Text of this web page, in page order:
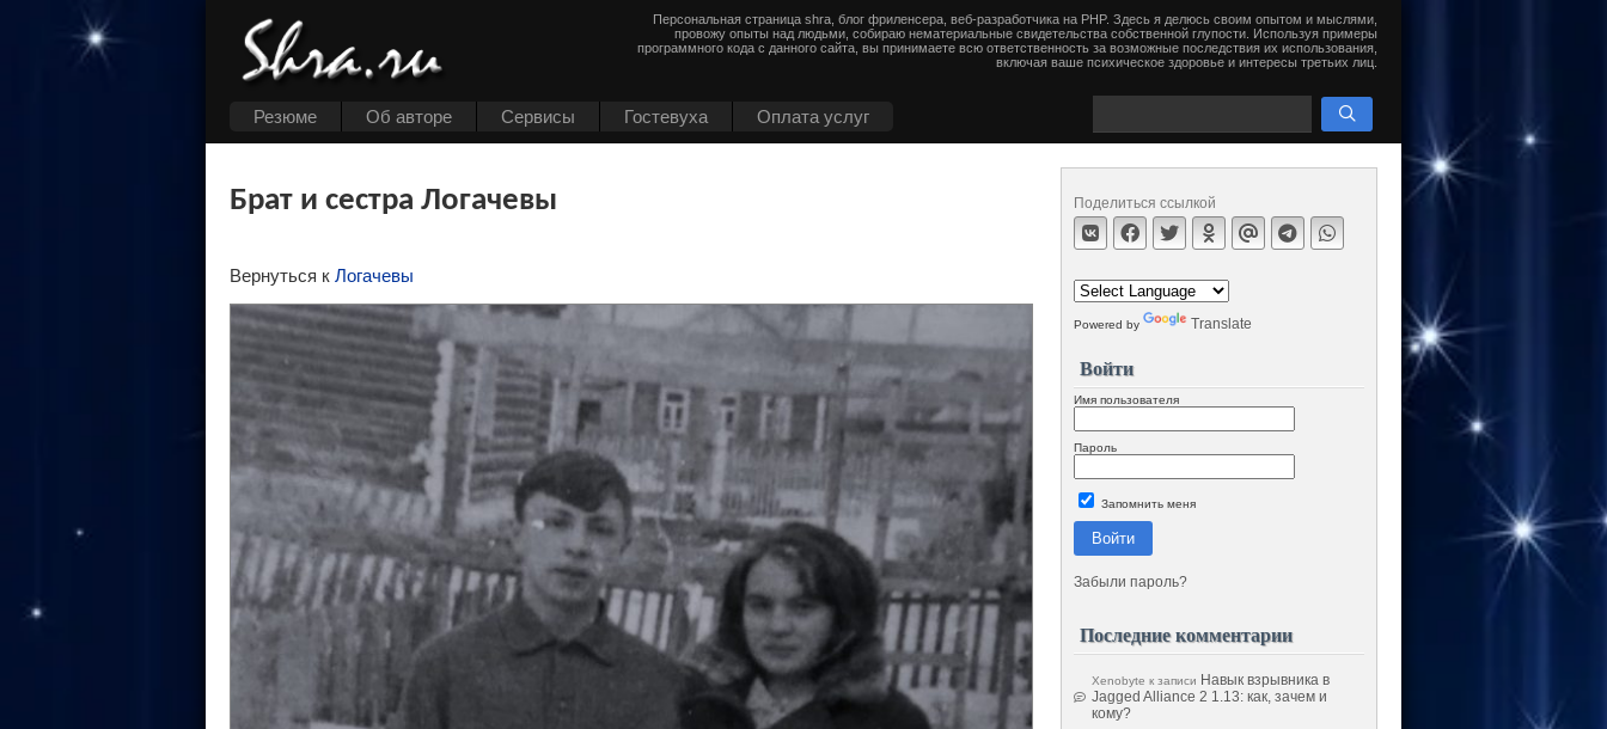
Резюме Об авторе Cервисы Гостевуха Оплата услуг
Персональная страница shra, блог фриленсера, веб-разработчика на PHP. Здесь я делюсь своим опытом и мыслями,
провожу опыты над людьми, собираю нематериальные свидетельства собственной глупости. Используя примеры
программного кода с данного сайта, вы принимаете всю ответственность за возможные последствия их использования,
включая ваше психическое здоровье и интересы третьих лиц.
Брат и сестра Логачевы
Вернуться к Логачевы
Поделиться ссылкой
Powered by Translate
Войти
Имя пользователя
Пароль
Запомнить меня
Войти
Забыли пароль?
Последние комментарии
Xenobyte к записи Навык взрывника в
Jagged Alliance 2 1.13: как, зачем и
кому?